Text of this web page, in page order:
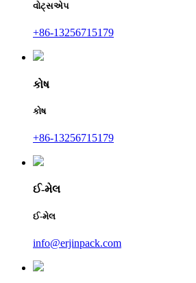
વોટ્સએપ
+86-13256715179
કોષ
કોષ
+86-13256715179
ઈ-મેલ
ઈ-મેલ
info@erjinpack.com